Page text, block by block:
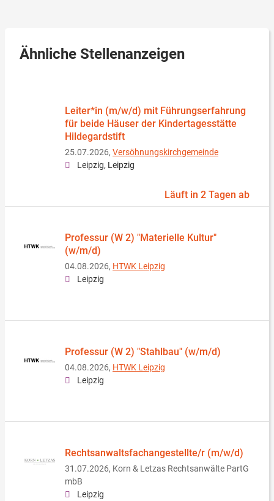
Ähnliche Stellenanzeigen
Leiter*in (m/w/d) mit Führungserfahrung
für beide Häuser der Kindertagesstätte
Hildegardstift
25.07.2026, Versöhnungskirchgemeinde
Leipzig, Leipzig
Läuft in 2 Tagen ab
Professur (W 2) "Materielle Kultur"
(w/m/d)
04.08.2026, HTWK Leipzig
Leipzig
Professur (W 2) "Stahlbau" (w/m/d)
04.08.2026, HTWK Leipzig
Leipzig
Rechtsanwaltsfachangestellte/r (m/w/d)
31.07.2026, Korn & Letzas Rechtsanwälte PartG
mbB
Leipzig